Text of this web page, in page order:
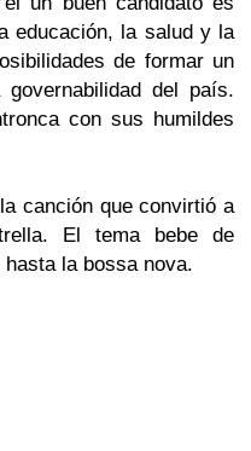
educación, la salud y la
de formar un
del país.
con sus humildes
canción que convirtió a
El tema bebe de
la bossa nova.